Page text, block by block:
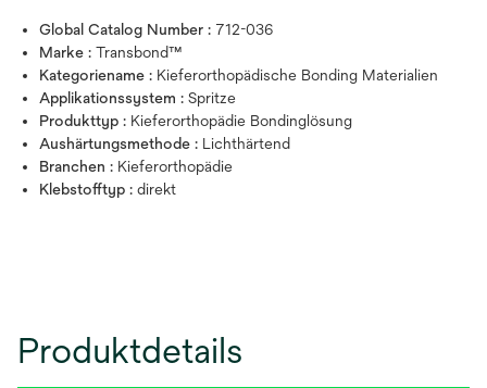
Global Catalog Number : 712-036
Marke : Transbond™
Kategoriename : Kieferorthopädische Bonding Materialien
Applikationssystem : Spritze
Produkttyp : Kieferorthopädie Bondinglösung
Aushärtungsmethode : Lichthärtend
Branchen : Kieferorthopädie
Klebstofftyp : direkt
Produktdetails